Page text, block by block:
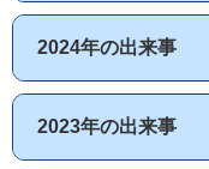
2024年の出来事
2023年の出来事